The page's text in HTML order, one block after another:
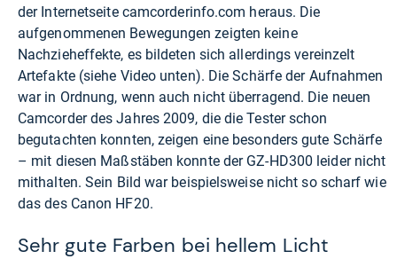
der Internetseite camcorderinfo.com heraus. Die
aufgenommenen Bewegungen zeigten keine
Nachzieheffekte, es bildeten sich allerdings vereinzelt
Artefakte (siehe Video unten). Die Schärfe der Aufnahmen
war in Ordnung, wenn auch nicht überragend. Die neuen
Camcorder des Jahres 2009, die die Tester schon
begutachten konnten, zeigen eine besonders gute Schärfe
– mit diesen Maßstäben konnte der GZ-HD300 leider nicht
mithalten. Sein Bild war beispielsweise nicht so scharf wie
das des Canon HF20.
Sehr gute Farben bei hellem Licht